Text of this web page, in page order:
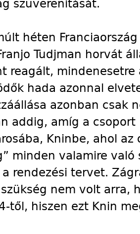
szuverenitását.
héten
Tudjman horvát
reagált, mindenesetre
hada azonnal
azonban csak
addig, amíg a
Kninbe, ahol az
minden valamire
rendezési tervet.
nem volt arra,
től, hiszen ezt Knin